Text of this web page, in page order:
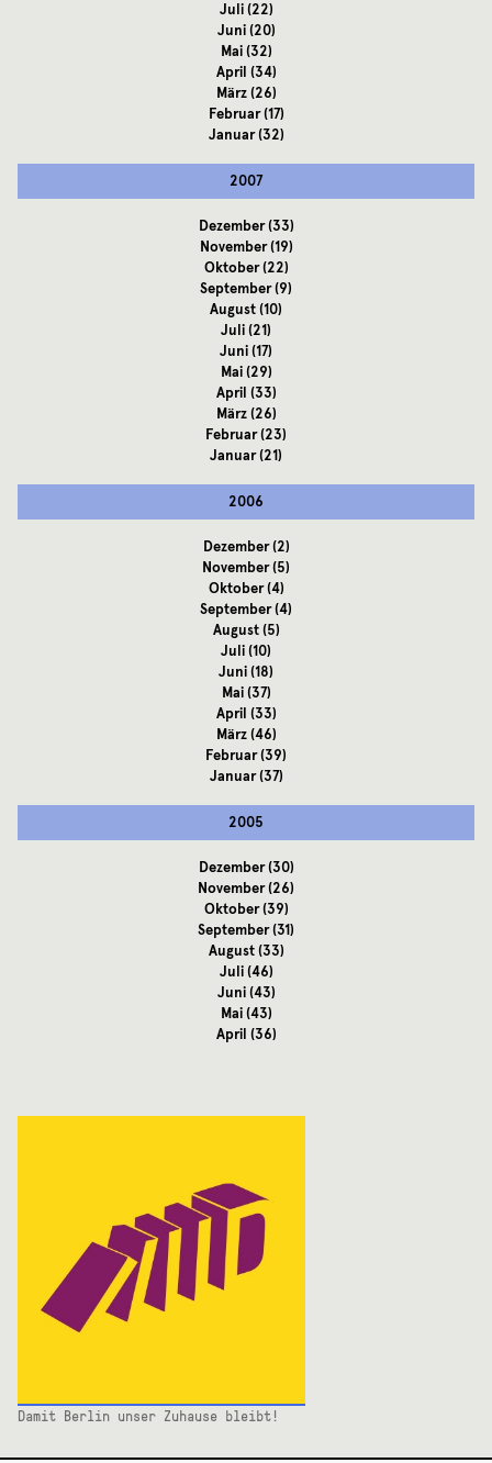
Juli(22)
Juni(20)
Mai(32)
April (34)
März(26)
Februar(17)
Januar(32)
2007
Dezember(33)
November(19)
Oktober(22)
September(9)
August(10)
Juli(21)
Juni(17)
Mai(29)
April (33)
März(26)
Februar(23)
Januar(21)
2006
Dezember(2)
November(5)
Oktober(4)
September(4)
August(5)
Juli(10)
Juni(18)
Mai(37)
April (33)
März(46)
Februar(39)
Januar(37)
2005
Dezember(30)
November(26)
Oktober(39)
September(31)
August(33)
Juli(46)
Juni(43)
Mai(43)
April (36)
Damit Berlin unser Zuhause bleibt!